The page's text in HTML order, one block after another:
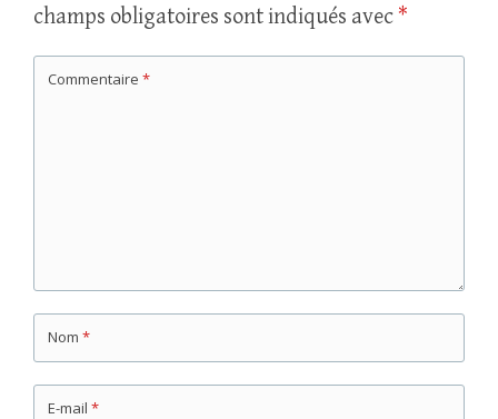
champs obligatoires sont indiqués avec *
Commentaire *
Nom *
E-mail *